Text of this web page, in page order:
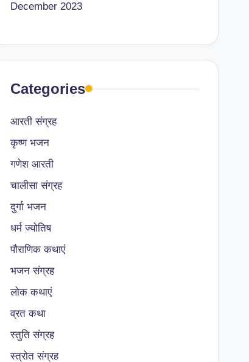
December 2023
Categories
आरती संग्रह
कृष्ण भजन
गणेश आरती
चालीसा संग्रह
दुर्गा भजन
धर्म ज्योतिष
पौराणिक कथाएं
भजन संग्रह
लोक कथाएं
व्रत कथा
स्तुति संग्रह
स्त्रोत संग्रह